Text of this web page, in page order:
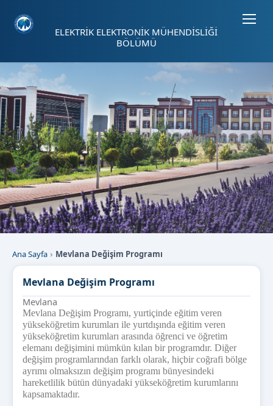
ELEKTRİK ELEKTRONİK MÜHENDİSLİĞİ
BÖLÜMÜ
Ana Sayfa Mevlana Değişim Programı
Mevlana Değişim Programı
Mevlana
Mevlana Değişim Programı, yurtiçinde eğitim veren
yükseköğretim kurumları ile yurtdışında eğitim veren
yükseköğretim kurumları arasında öğrenci ve öğretim
elemanı değişimini mümkün kılan bir programdır. Diğer
değişim programlarından farklı olarak, hiçbir coğrafi bölge
ayrımı olmaksızın değişim programı bünyesindeki
hareketlilik bütün dünyadaki yükseköğretim kurumlarını
kapsamaktadır.